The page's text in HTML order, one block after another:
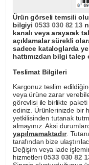
Ürün görseli temsili
bilgiyi 0533 030 82 13
kanalı veya arayarak
açıklamalar sürekli
sadece kataloglarda
hattımızdan bilgi
Teslimat Bilgileri
Kargonuz teslim
veya ürüne zarar
görevlisi ile birlikte
ediniz. Ürünlerinizde bir
yetkilisinden tutanak
almayınız. Aksi
yapılmamaktadır.
tarafından bize
Değişim veya iade
hizmetleri0533 030 82